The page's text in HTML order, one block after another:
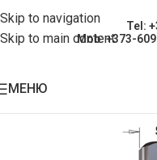
Skip to navigation
Skip to main content
Tel:
Mob: +373-
МЕНЮ